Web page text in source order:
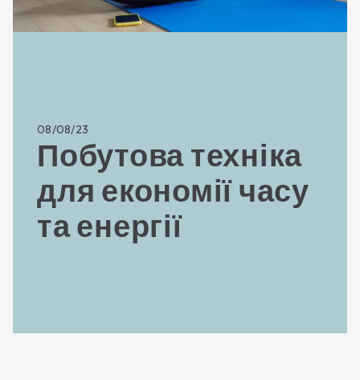
08/08/23
Побутова техніка
для економії часу
та енергії